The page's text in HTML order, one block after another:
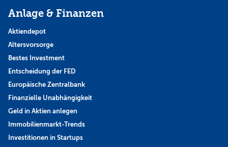
Anlage & Finanzen
Aktiendepot
Altersvorsorge
Bestes Investment
Entscheidung der FED
Europäische Zentralbank
Finanzielle Unabhängigkeit
Geld in Aktien anlegen
Immobilienmarkt-Trends
Investitionen in Startups